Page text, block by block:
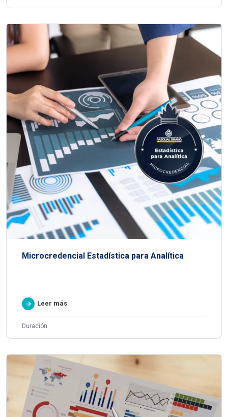
Microcredencial Estadística para Analítica
Leer más
Duración: